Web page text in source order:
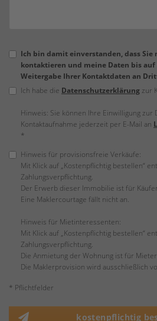
Ich bin damit einverstanden, dass Sie
kontaktieren und meine Daten bis
Weitergabe Ihrer Kontaktdaten an
Ich habe die Datenschutzerklärung zur
Hinweis: Sie können Ihre Einwilligung zur
Kontaktaufnahme jederzeit per E-Mail an
*
Hinweis für provisionsfreie Verkäufe:
Mit Klick auf „Kostenpflichtig bestellen“
Zahlungsverpflichtung.
Der Erwerb dieser Immobilie ist für
Eine Maklercourtage fällt nicht an.
Hinweis für Mietinteressenten:
Mit Klick auf „Kostenpflichtig bestellen“
Zahlungsverpflichtung.
Die Anmietung der Wohnung ist für
Die Maklerprovision wird ausschließlich
* Pflichtfelder
kostenpflichtig